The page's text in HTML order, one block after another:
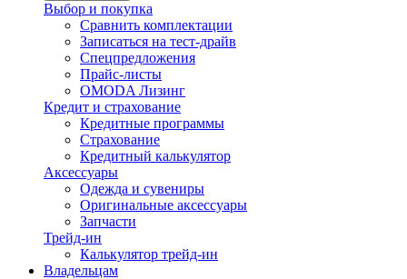
Выбор и покупка
Сравнить комплектации
Записаться на тест-драйв
Cпецпредложения
Прайс-листы
OMODA Лизинг
Кредит и страхование
Кредитные программы
Страхование
Кредитный калькулятор
Аксессуары
Одежда и сувениры
Оригинальные аксессуары
Запчасти
Трейд-ин
Калькулятор трейд-ин
Владельцам